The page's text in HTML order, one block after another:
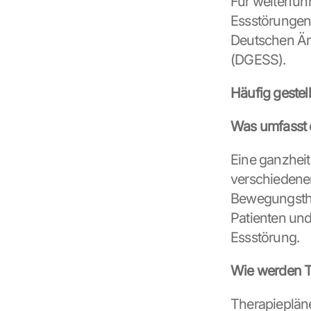
Deutschen
(DGESS).
Häufig
Was
Eine
Patienten
Essstörung.
Wie werden
g
e
ü
e
r
r
g
e
u
n
d
o
i